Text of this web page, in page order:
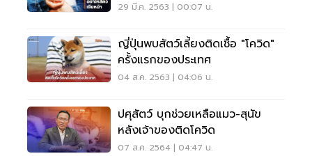
29 มี.ค. 2563 | 00:07 น.
ญี่ปุ่นพบสัตว์เลี้ยงติดเชื้อ "โควิด"
ครั้งแรกของประเทศ
04 ส.ค. 2563 | 04:06 น.
ปศุสัตว์ บุกช่วยเหลือแมว-สุนัข
หลังเจ้าของติดโควิด
07 ส.ค. 2564 | 04:47 น.